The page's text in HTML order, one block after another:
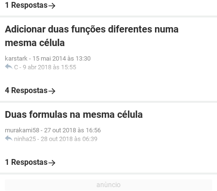
1 Respostas
Adicionar duas funções diferentes numa
mesma célula
karstark - 15 mai 2014 às 13:30
C - 9 abr 2018 às 15:55
4 Respostas
Duas formulas na mesma célula
murakami58 - 27 out 2018 às 16:56
ninha25 - 28 out 2018 às 06:39
1 Respostas